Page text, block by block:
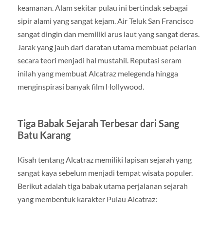
keamanan. Alam sekitar pulau ini bertindak sebagai
sipir alami yang sangat kejam. Air Teluk San Francisco
sangat dingin dan memiliki arus laut yang sangat deras.
Jarak yang jauh dari daratan utama membuat pelarian
secara teori menjadi hal mustahil. Reputasi seram
inilah yang membuat Alcatraz melegenda hingga
menginspirasi banyak film Hollywood.
Tiga Babak Sejarah Terbesar dari Sang
Batu Karang
Kisah tentang Alcatraz memiliki lapisan sejarah yang
sangat kaya sebelum menjadi tempat wisata populer.
Berikut adalah tiga babak utama perjalanan sejarah
yang membentuk karakter Pulau Alcatraz: